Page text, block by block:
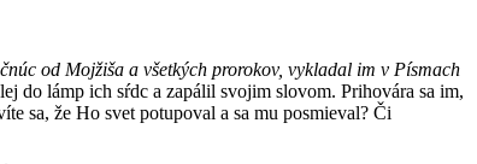
od Mojžiša a všetkých prorokov, vykladal im v Písmach
do lámp ich sŕdc a zapálil svojim slovom. Prihovára sa im,
sa, že Ho svet potupoval a sa mu posmieval? Či